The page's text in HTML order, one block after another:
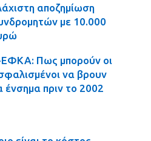
αποζημίωση
με 10.000
Πως μπορούν οι
να βρουν
ένσημα πριν το 2002